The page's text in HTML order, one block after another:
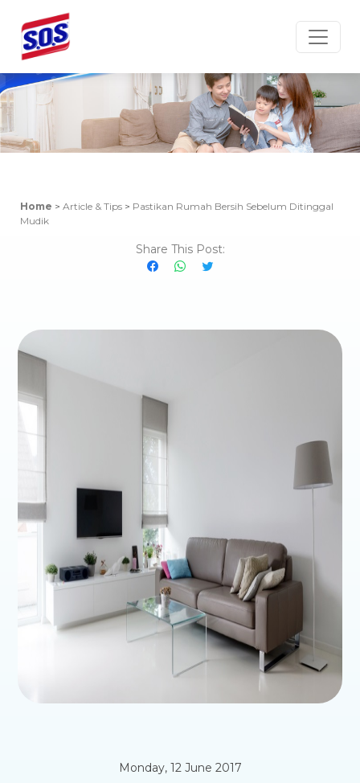
Home > Article & Tips > Pastikan Rumah Bersih Sebelum Ditinggal
Mudik
Share This Post:
Monday, 12 June 2017